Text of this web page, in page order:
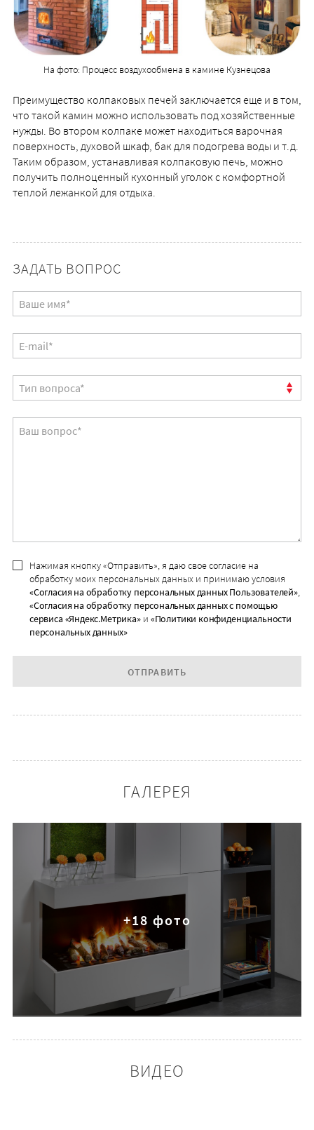
На фото: Процесс воздухообмена в камине Кузнецова
Преимущество колпаковых печей заключается еще и в том,
что такой камин можно использовать под хозяйственные
нужды. Во втором колпаке может находиться варочная
поверхность, духовой шкаф, бак для подогрева воды и т.д.
Таким образом, устанавливая колпаковую печь, можно
получить полноценный кухонный уголок с комфортной
теплой лежанкой для отдыха.
ЗАДАТЬ ВОПРОС
Нажимая кнопку «Отправить», я даю свое согласие на
обработку моих персональных данных и принимаю условия
«Согласия на обработку персональных данных Пользователей»,
«Согласия на обработку персональных данных с помощью
сервиса «Яндекс.Метрика»и «Политики конфиденциальности
персональных данных»
ОТПРАВИТЬ
ГАЛЕРЕЯ
+18
ВИДЕО